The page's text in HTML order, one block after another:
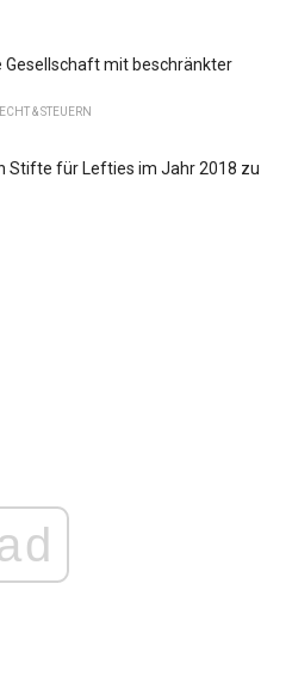
Gesellschaft mit beschränkter
& STEUERN
Stifte für Lefties im Jahr 2018 zu